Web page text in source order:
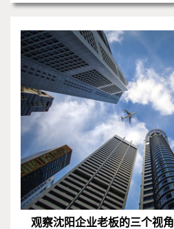
观察沈阳企业老板的三个视角